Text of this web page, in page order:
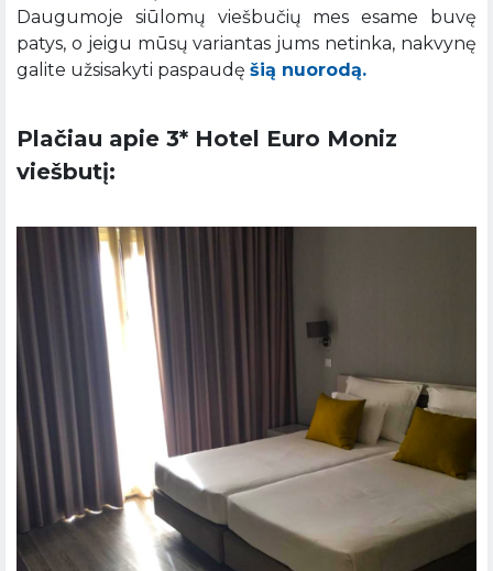
Daugumoje siūlomų viešbučių mes esame buvę
patys, o jeigu mūsų variantas jums netinka, nakvynę
galite užsisakyti paspaudę šią nuorodą.
Plačiau apie 3* Hotel Euro Moniz
viešbutį: